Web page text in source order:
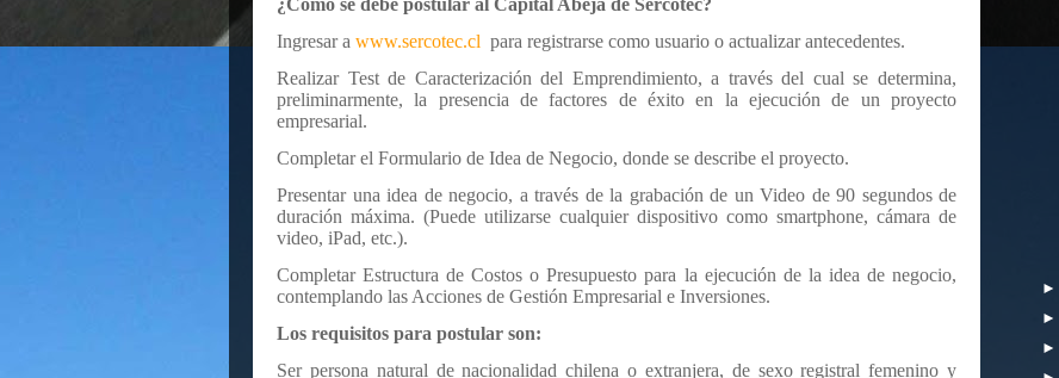
¿Cómo se debe postular al Capital Abeja de Sercotec?
Ingresar a www.sercotec.cl para registrarse como usuario o actualizar antecedentes.
Realizar Test de Caracterización del Emprendimiento, a través del cual se determina,
preliminarmente, la presencia de factores de éxito en la ejecución de un proyecto
empresarial.
Completar el Formulario de Idea de Negocio, donde se describe el proyecto.
Presentar una idea de negocio, a través de la grabación de un Video de 90 segundos de
duración máxima. (Puede utilizarse cualquier dispositivo como smartphone, cámara de
video, iPad, etc.).
Completar Estructura de Costos o Presupuesto para la ejecución de la idea de negocio,
contemplando las Acciones de Gestión Empresarial e Inversiones.
Los requisitos para postular son:
Ser persona natural de nacionalidad chilena o extranjera, de sexo registral femenino y
►
►
►